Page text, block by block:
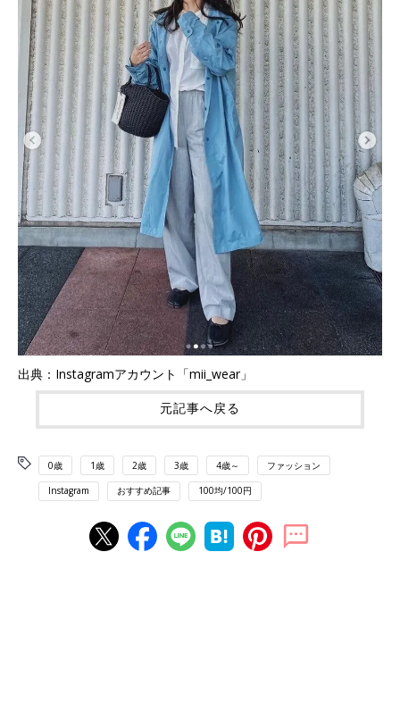
出典：Instagramアカウント「mii_wear」
元記事へ戻る
0歳 1歳 2歳 3歳 4歳～ ファッション
Instagram おすすめ記事 100均/100円